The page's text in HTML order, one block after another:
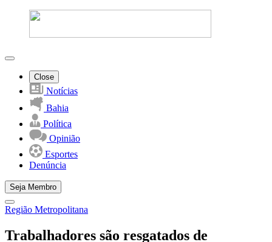
Close
Notícias
Bahia
Política
Opinião
Esportes
Denúncia
Seja Membro
Região Metropolitana
Trabalhadores são resgatados de